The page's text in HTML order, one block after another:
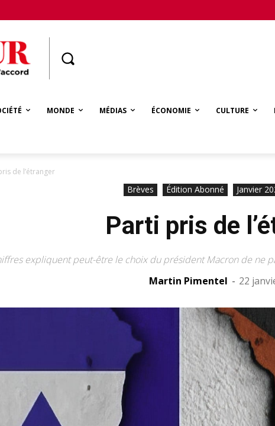
MONDE MÉDIAS ÉCONOMIE CULTURE
de l’étranger
Brèves Édition Abonné Janvier
Parti pris de
expliquent peut-être le choix du président Macron de ne
Martin Pimentel - 22